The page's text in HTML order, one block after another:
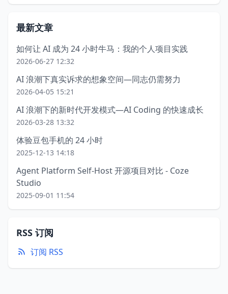
最新文章
如何让 AI 成为 24 小时牛马：我的个人项目实践
2026-06-27 12:32
AI 浪潮下真实诉求的想象空间—同志仍需努力
2026-04-05 15:21
AI 浪潮下的新时代开发模式—AI Coding 的快速成长
2026-03-28 13:32
体验豆包手机的 24 小时
2025-12-13 14:18
Agent Platform Self-Host 开源项目对比 - Coze
Studio
2025-09-01 11:54
RSS 订阅
订阅 RSS